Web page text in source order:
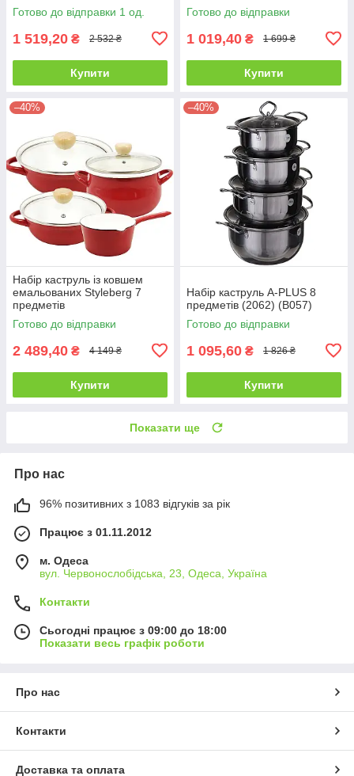
Готово до відправки 1 од.
1 519,20 ₴ 2 532 ₴
Купити
Готово до відправки
1 019,40 ₴ 1 699 ₴
Купити
–40%
Набір каструль із ковшем
емальованих Styleberg 7
предметів
Готово до відправки
2 489,40 ₴ 4 149 ₴
Купити
–40%
Набір каструль A-PLUS 8
предметів (2062) (В057)
Готово до відправки
1 095,60 ₴ 1 826 ₴
Купити
Показати ще
Про нас
96% позитивних з 1083 відгуків за рік
Працює з 01.11.2012
м. Одеса
вул. Червонослобідська, 23, Одеса, Україна
Контакти
Сьогодні працює з 09:00 до 18:00
Показати весь графік роботи
Про нас
Контакти
Доставка та оплата